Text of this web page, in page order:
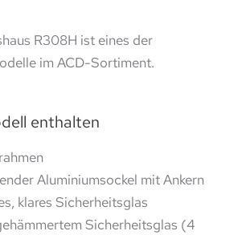
R308H ist eines der
im ACD-Sortiment.
enthalten
Aluminiumsockel mit Ankern
klares Sicherheitsglas
Sicherheitsglas (4